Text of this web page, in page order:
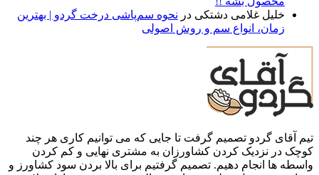
خلیل غلامی دشتکی در نحوه سم‌پاشی درخت گردو | بهترین
زمان، انواع سم و روش اصولی
تیم آقای گردو تصمیم گرفت تا جایی که می توانیم کاری هر چند
کوچک در نزدیک کردن کشاورزان به مشتری نهایی و کم کردن
واسطه ها انجام دهیم. تصمیم گرفتیم برای بالا بردن سود کشاورز و